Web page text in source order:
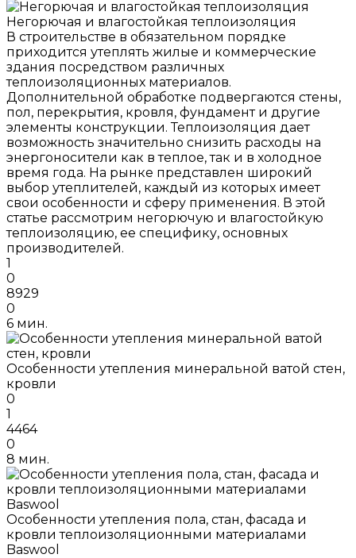
Негорючая и влагостойкая теплоизоляция
В строительстве в обязательном порядке
приходится утеплять жилые и коммерческие
здания посредством различных
теплоизоляционных материалов.
Дополнительной обработке подвергаются стены,
пол, перекрытия, кровля, фундамент и другие
элементы конструкции. Теплоизоляция дает
возможность значительно снизить расходы на
энергоносители как в теплое, так и в холодное
время года. На рынке представлен широкий
выбор утеплителей, каждый из которых имеет
свои особенности и сферу применения. В этой
статье рассмотрим негорючую и влагостойкую
теплоизоляцию, ее специфику, основных
производителей.
1
0
8929
0
6 мин.
Особенности утепления минеральной ватой стен,
кровли
0
1
4464
0
8 мин.
Особенности утепления пола, стан, фасада и
кровли теплоизоляционными материалами
Baswool